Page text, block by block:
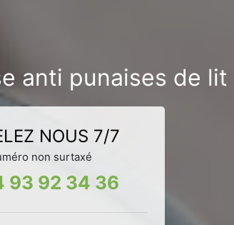
anti punaises de lit
NOUS 7/7
non surtaxé
93 92 34 36